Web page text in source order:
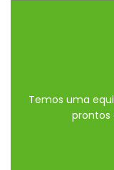
Temos uma
prontos